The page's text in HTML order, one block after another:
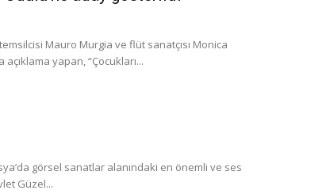
Mauro Murgia ve flüt sanatçısı Monica
yapan, “Çocukları...
görsel sanatlar alanındaki en önemli ve ses
Güzel...